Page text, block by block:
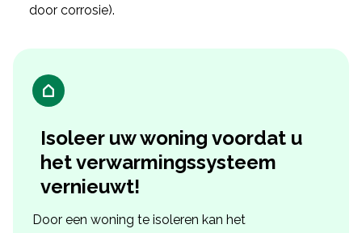
door corrosie).
Isoleer uw woning voordat u
het verwarmingssysteem
vernieuwt!
Door een woning te isoleren kan het